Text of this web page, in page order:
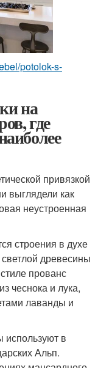
potolok-s-
на
где
привязкой
выглядели как
неустроенная
строения в духе
древесины
прованс
чеснока и лука,
лаванды и
используют в
Альп.